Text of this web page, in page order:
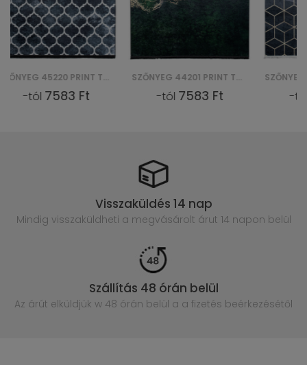
-tól7583 Ft -tól7583 Ft
Visszaküldés 14 nap
Mindig visszaküldheti a megvásárolt árut 14 napon belül
Szállítás 48 órán belül
Az árút elküldjük w 48 órán belül a a fizetés beérkezésétől